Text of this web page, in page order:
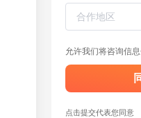
允许我们将咨询信
点击提交代表您同意